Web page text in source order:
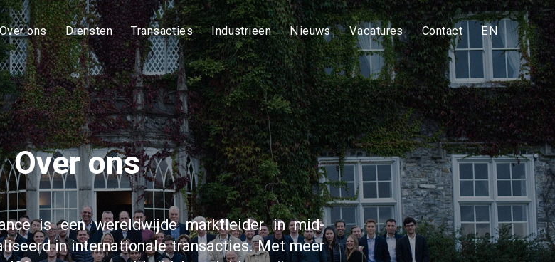
Over ons Diensten Transacties Industrieën Nieuws Vacatures Contact EN
Over ons
is een wereldwijde marktleider in mid-
in internationale transacties. Met meer